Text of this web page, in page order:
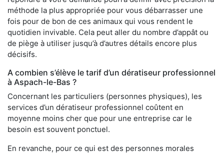
méthode la plus appropriée pour vous débarrasser une
fois pour de bon de ces animaux qui vous rendent le
quotidien invivable. Cela peut aller du nombre d’appât ou
de piège à utiliser jusqu’à d’autres détails encore plus
décisifs.
A combien s’élève le tarif d’un dératiseur professionnel
à Aspach-le-Bas ?
Concernant les particuliers (personnes physiques), les
services d’un dératiseur professionnel coûtent en
moyenne moins cher que pour une entreprise car le
besoin est souvent ponctuel.
En revanche, pour ce qui est des personnes morales